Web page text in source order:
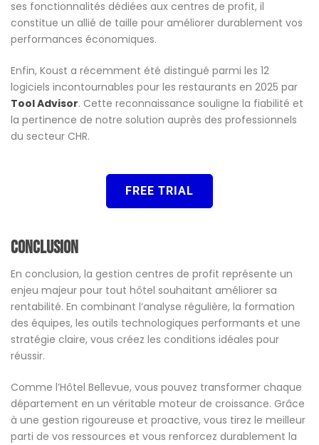
ses fonctionnalités dédiées aux centres de profit, il
constitue un allié de taille pour améliorer durablement vos
performances économiques.
Enfin, Koust a récemment été distingué parmi les 12
logiciels incontournables pour les restaurants en 2025 par
Tool Advisor. Cette reconnaissance souligne la fiabilité et
la pertinence de notre solution auprès des professionnels
du secteur CHR.
FREE TRIAL
Conclusion
En conclusion, la gestion centres de profit représente un
enjeu majeur pour tout hôtel souhaitant améliorer sa
rentabilité. En combinant l’analyse régulière, la formation
des équipes, les outils technologiques performants et une
stratégie claire, vous créez les conditions idéales pour
réussir.
Comme l’Hôtel Bellevue, vous pouvez transformer chaque
département en un véritable moteur de croissance. Grâce
à une gestion rigoureuse et proactive, vous tirez le meilleur
parti de vos ressources et vous renforcez durablement la